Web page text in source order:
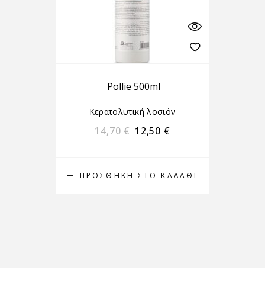
ΠΡΟΣΘΉΚΗ ΣΤΟ ΚΑΛΆΘΙ
Pollie 500ml
Κερατολυτική λοσιόν
14,70€ 12,50 €